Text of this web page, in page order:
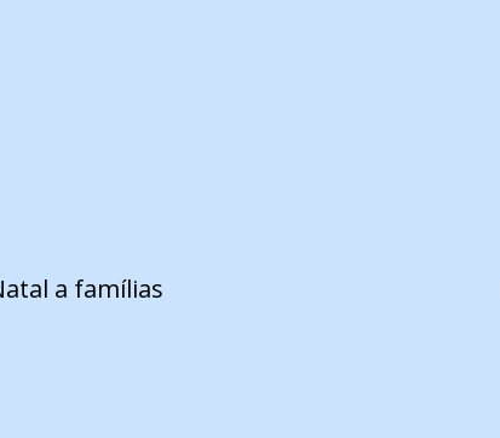
a famílias